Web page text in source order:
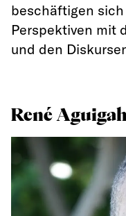
beschäftigen
Perspektiven mit
und den
René Aguigah